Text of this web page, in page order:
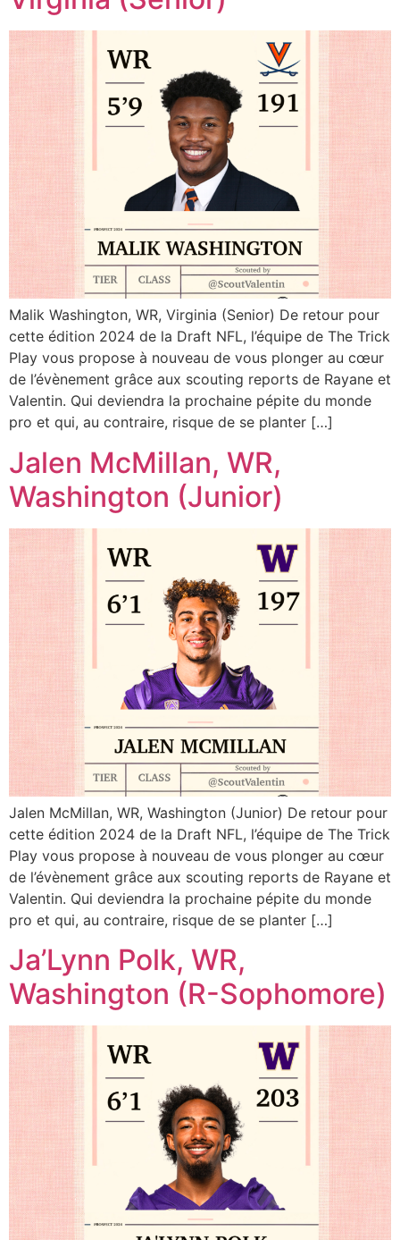
Malik Washington, WR, Virginia (Senior) De retour pour
cette édition 2024 de la Draft NFL, l’équipe de The Trick
Play vous propose à nouveau de vous plonger au cœur
de l’évènement grâce aux scouting reports de Rayane et
Valentin. Qui deviendra la prochaine pépite du monde
pro et qui, au contraire, risque de se planter […]
Jalen McMillan, WR,
Washington (Junior)
Jalen McMillan, WR, Washington (Junior) De retour pour
cette édition 2024 de la Draft NFL, l’équipe de The Trick
Play vous propose à nouveau de vous plonger au cœur
de l’évènement grâce aux scouting reports de Rayane et
Valentin. Qui deviendra la prochaine pépite du monde
pro et qui, au contraire, risque de se planter […]
Ja’Lynn Polk, WR,
Washington (R-Sophomore)